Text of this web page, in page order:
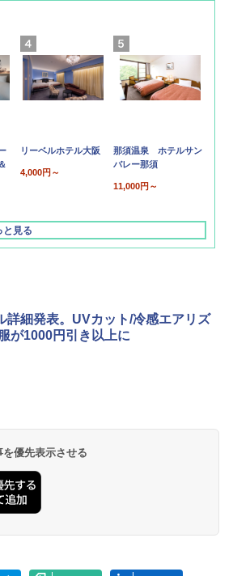
リーベルホテル大阪
4,000円～
那須温泉 ホテルサン
バレー那須
11,000円～
と見る
詳細発表。UVカット/冷感エアリズ
が1000円引き以上に
優先表示させる